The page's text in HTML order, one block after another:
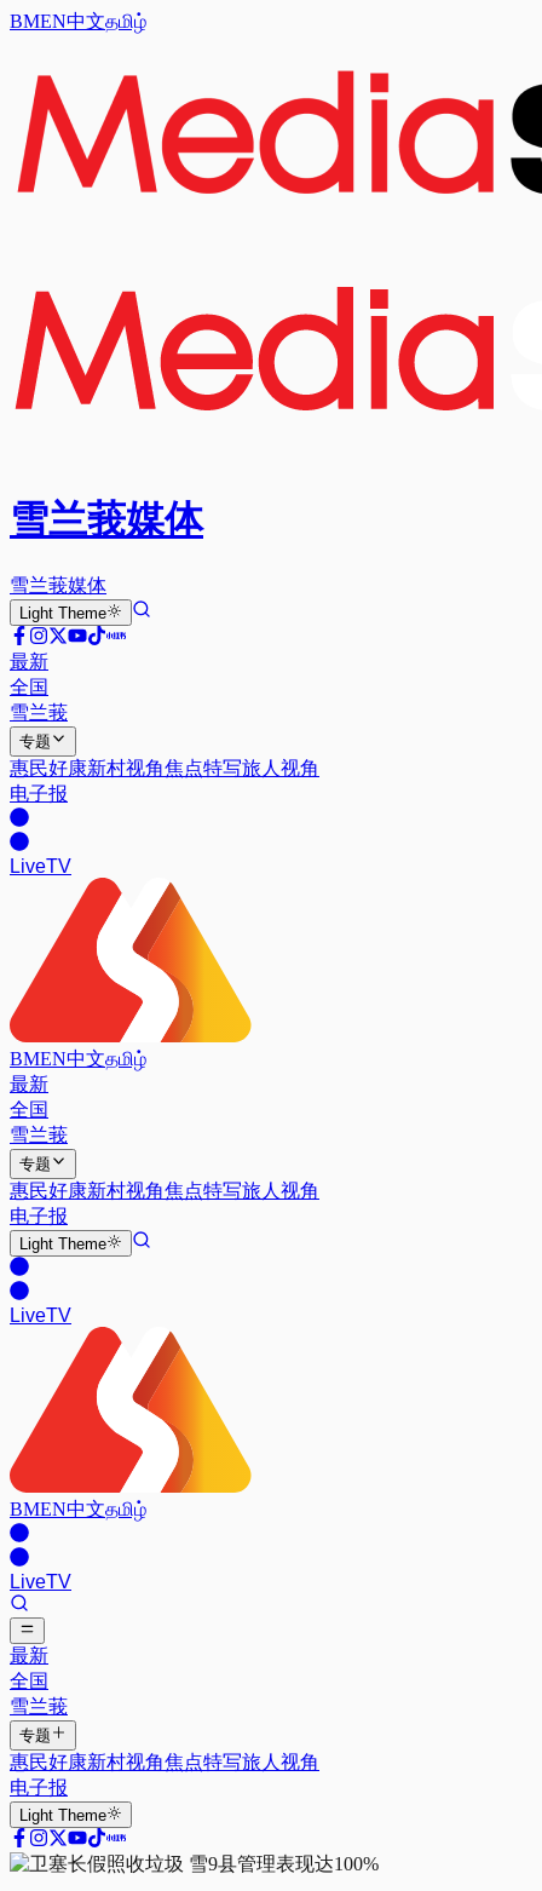
BMEN中文தமிழ்
雪兰莪媒体
雪兰莪媒体
Light Theme
最新
全国
雪兰莪
专题
惠民好康新村视角焦点特写旅人视角
电子报
LiveTV
BMEN中文தமிழ்
最新
全国
雪兰莪
专题
惠民好康新村视角焦点特写旅人视角
电子报
Light Theme
LiveTV
BMEN中文தமிழ்
LiveTV
最新
全国
雪兰莪
专题
惠民好康新村视角焦点特写旅人视角
电子报
Light Theme